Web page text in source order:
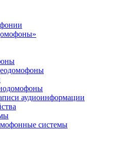
аудиоинформации
системы